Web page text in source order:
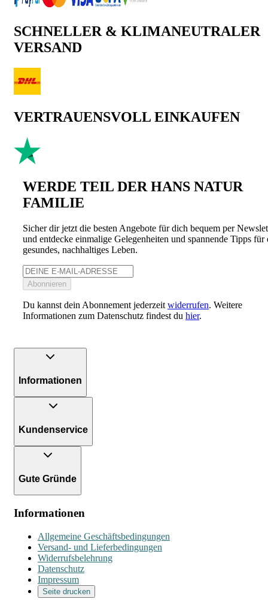
SCHNELLER & KLIMANEUTRALER
VERSAND
VERTRAUENSVOLL EINKAUFEN
WERDE TEIL DER HANS NATUR
FAMILIE
Sicher dir jetzt die besten Angebote für dich bequem per
und entdecke einmalige Gelegenheiten und spannende Tipps für
gesundes, nachhaltiges Leben.
Abonnieren
Du kannst dein Abonnement jederzeit widerrufen. Weitere
Informationen zum Datenschutz findest du hier.
Informationen
Kundenservice
Gute Gründe
Informationen
Allgemeine Geschäftsbedingungen
Versand- und Lieferbedingungen
Widerrufsbelehrung
Datenschutz
Impressum
Seite drucken